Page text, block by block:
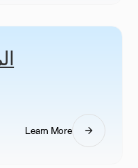
Learn More